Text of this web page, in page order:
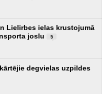
Lielirbes ielas krustojumā
joslu
5
degvielas uzpildes